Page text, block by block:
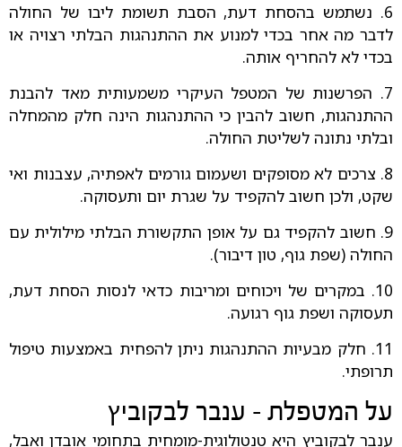
6. נשתמש בהסחת דעת, הסבת תשומת ליבו של החולה
לדבר מה אחר בכדי למנוע את ההתנהגות הבלתי רצויה או
בכדי לא להחריף אותה.
7. הפרשנות של המטפל העיקרי משמעותית מאד להבנת
ההתנהגות, חשוב להבין כי ההתנהגות הינה חלק מהמחלה
ובלתי נתונה לשליטת החולה.
8. צרכים לא מסופקים ושעמום גורמים לאפתיה, עצבנות ואי
שקט, ולכן חשוב להקפיד על שגרת יום ותעסוקה.
9. חשוב להקפיד גם על אופן התקשורת הבלתי מילולית עם
החולה (שפת גוף, טון דיבור).
10. במקרים של ויכוחים ומריבות כדאי לנסות הסחת דעת,
תעסוקה ושפת גוף רגועה.
11. חלק מבעיות ההתנהגות ניתן להפחית באמצעות טיפול
תרופתי.
על המטפלת - ענבר לבקוביץ
ענבר לבקוביץ היא טנטולוגית-מומחית בתחומי אובדן ואבל,